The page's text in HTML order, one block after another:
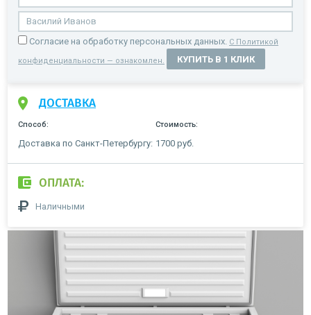
Cогласие на обработку персональных данных. С Политикой
конфиденциальности — ознакомлен. КУПИТЬ В 1 КЛИК
ДОСТАВКА
Способ: Стоимость:
Доставка по Санкт-Петербургу: 1700 руб.
ОПЛАТА:
Наличными